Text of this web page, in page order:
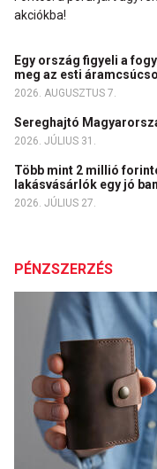
akciókba!
Egy ország figyeli a
meg az esti
2026. AUGUSZTUS 7.
Sereghajtó
2026. JÚLIUS 31.
Több mint 2 millió
lakásvásárlók egy jó
2026. JÚLIUS 27.
PÉNZSZERZÉS